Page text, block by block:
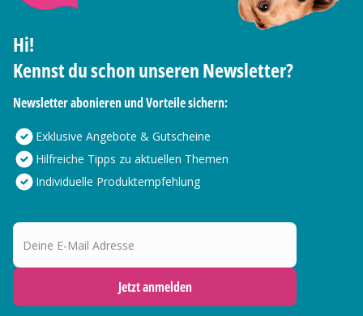
Hi!
Kennst du schon unseren Newsletter?
Newsletter abonieren und Vorteile sichern:
Exklusive Angebote & Gutscheine
Hilfreiche Tipps zu aktuellen Themen
Individuelle Produktempfehlung
Deine E-Mail Adresse
Jetzt anmelden